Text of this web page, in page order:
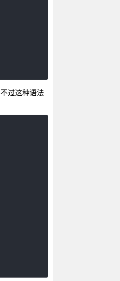
过这种语法